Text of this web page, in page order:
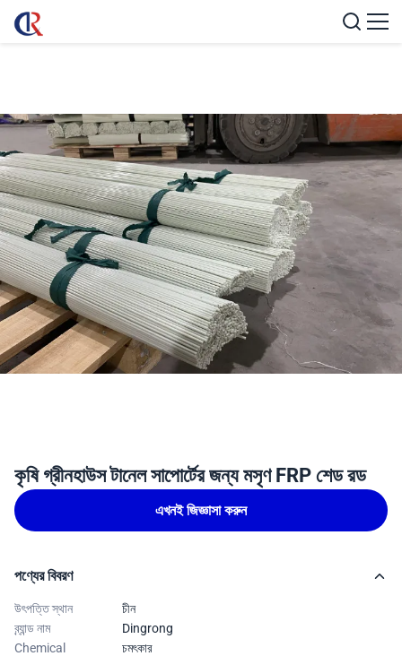
কৃষি গ্রীনহাউস টানেল সাপোর্টের জন্য মসৃণ FRP শেড রড
এখনই জিজ্ঞাসা করুন
পণ্যের বিবরণ
উৎপত্তি স্থান
চীন
ব্র্যান্ড নাম
Dingrong
Chemical
চমৎকার